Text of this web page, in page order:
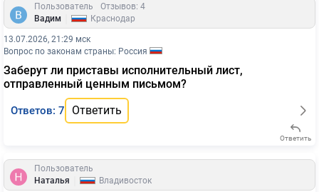
Пользователь
Отзывов: 4
Вадим
Краснодар
13.07.2026, 21:29 мск
Вопрос по законам страны: Россия
Заберут ли приставы исполнительный лист,
отправленный ценным письмом?
Ответов: 7 Ответить
Ответить
Пользователь
Наталья
Владивосток